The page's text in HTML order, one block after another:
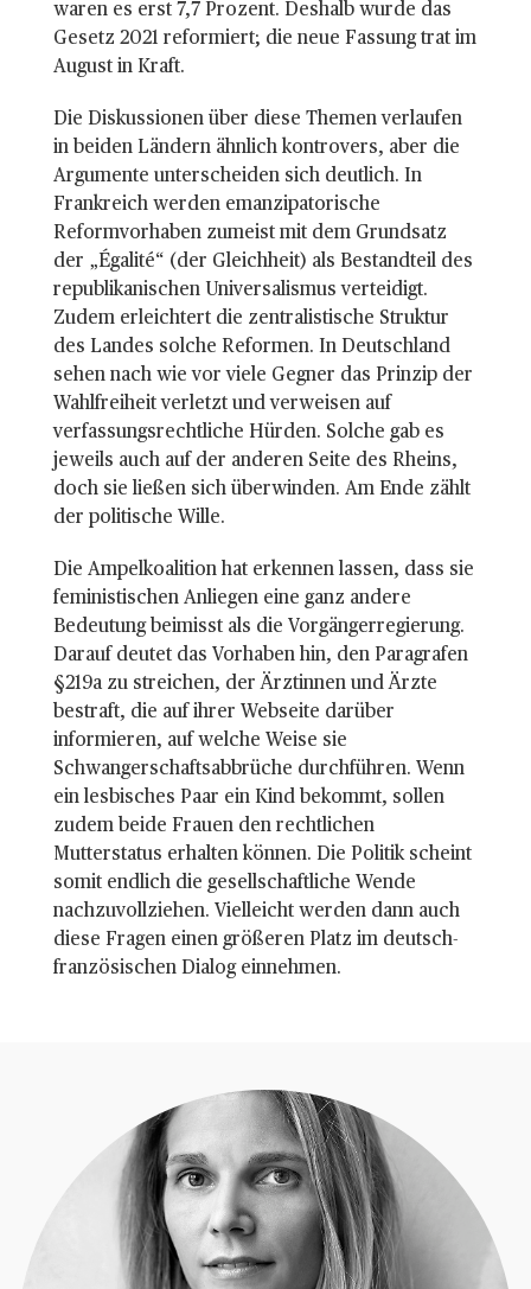
waren es erst 7,7 Prozent. Deshalb wurde das
Gesetz 2021 reformiert; die neue Fassung trat im
August in Kraft.
Die Diskussionen über diese Themen verlaufen
in beiden Ländern ähnlich kontrovers, aber die
Argumente unterscheiden sich deutlich. In
Frankreich werden emanzipatorische
Reformvorhaben zumeist mit dem Grundsatz
der „Égalité“ (der Gleichheit) als Bestandteil des
republikanischen Universalismus verteidigt.
Zudem erleichtert die zentralistische Struktur
des Landes solche Reformen. In Deutschland
sehen nach wie vor viele Gegner das Prinzip der
Wahlfreiheit verletzt und verweisen auf
verfassungsrechtliche Hürden. Solche gab es
jeweils auch auf der anderen Seite des Rheins,
doch sie ließen sich überwinden. Am Ende zählt
der politische Wille.
Die Ampelkoalition hat erkennen lassen, dass sie
feministischen Anliegen eine ganz andere
Bedeutung beimisst als die Vorgängerregierung.
Darauf deutet das Vorhaben hin, den Paragrafen
§219a zu streichen, der Ärztinnen und Ärzte
bestraft, die auf ihrer Webseite darüber
informieren, auf welche Weise sie
Schwangerschaftsabbrüche durchführen. Wenn
ein lesbisches Paar ein Kind bekommt, sollen
zudem beide Frauen den rechtlichen
Mutterstatus erhalten können. Die Politik scheint
somit endlich die gesellschaftliche Wende
nachzuvollziehen. Vielleicht werden dann auch
diese Fragen einen größeren Platz im deutsch-
französischen Dialog einnehmen.